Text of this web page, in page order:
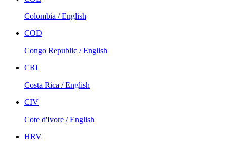
Colombia / English
COD
Congo Republic / English
CRI
Costa Rica / English
CIV
Cote d'Ivore / English
HRV